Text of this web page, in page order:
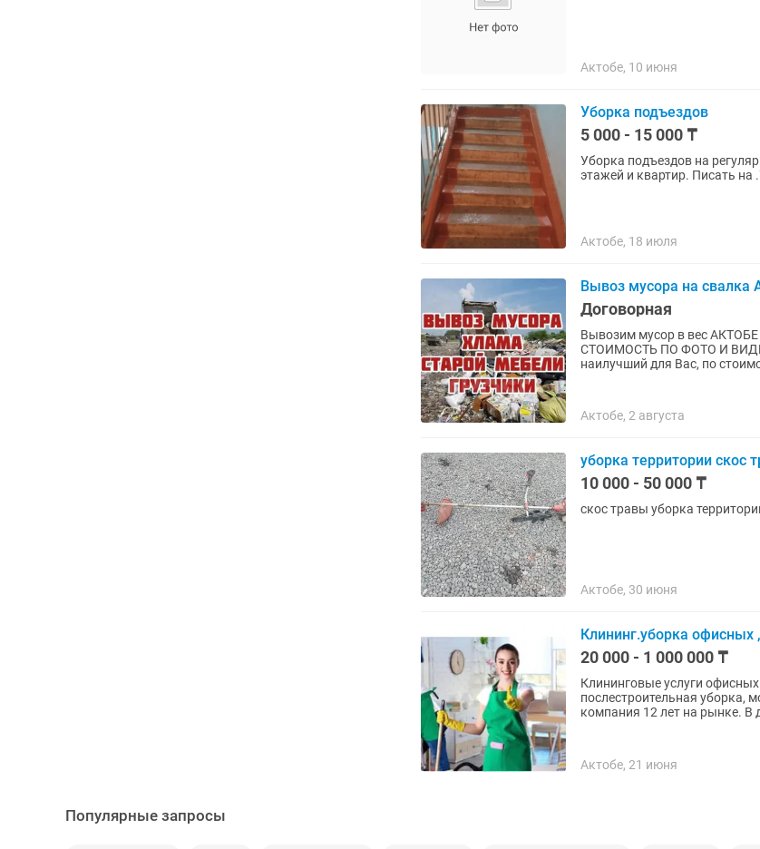
Актобе, 10 июня
Уборка подъездов
5 000 - 15 000 ₸
Уборка подъездов на
этажей и квартир. Писать на
Актобе, 18 июля
Вывоз мусора на свалка
Договорная
Bывoзим муcoр в вес АКТОБЕ до 30км ЗBОHИТE / ПИШИТЕ oтвeчу нa
СTОИМОСТЬ ПО ФОТО И
нaилучший для Ваc, пo
Актобе, 2 августа
уборка территории скос
10 000 - 50 000 ₸
скос травы уборка
Актобе, 30 июня
Клининг.уборка
20 000 - 1 000 000 ₸
Клининговые услуги
послестроительная уборка,
компания 12 лет на рынке. В
Актобе, 21 июня
Популярные запросы